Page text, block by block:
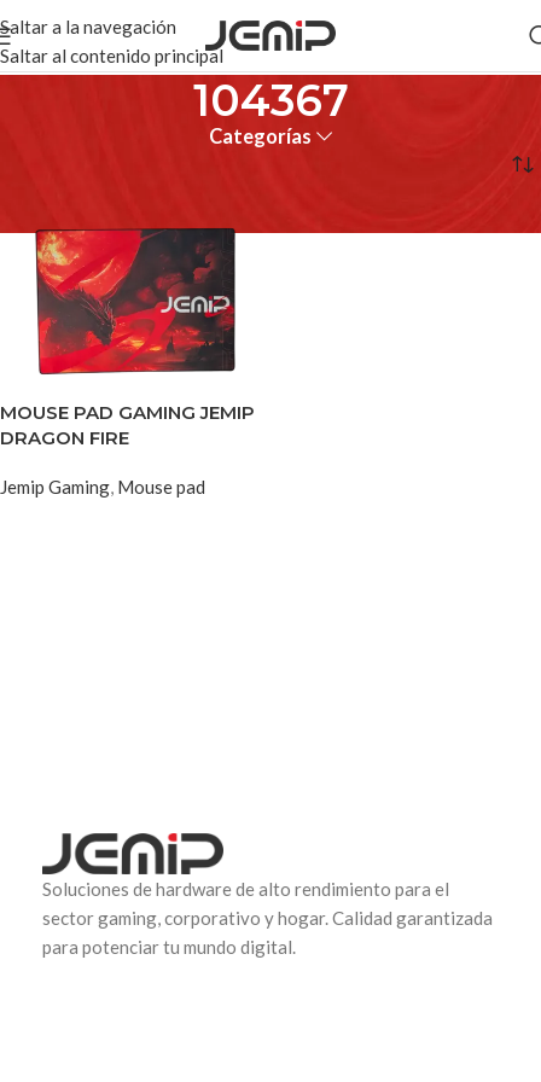
Saltar a la navegación
Saltar al contenido principal
104367
Categorías
MOUSE PAD GAMING JEMIP
DRAGON FIRE
Jemip Gaming, Mouse pad
Soluciones de hardware de alto rendimiento para el
sector gaming, corporativo y hogar. Calidad garantizada
para potenciar tu mundo digital.